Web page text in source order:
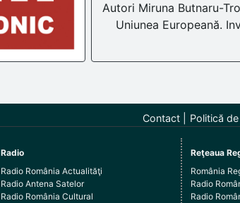
Autori Miruna Butnaru-
Uniunea Europeană.
Contact Politică
Radio
Radio România Actualităţi
Radio Antena Satelor
Radio România Cultural
Reţeaua
România
Radio
Radio